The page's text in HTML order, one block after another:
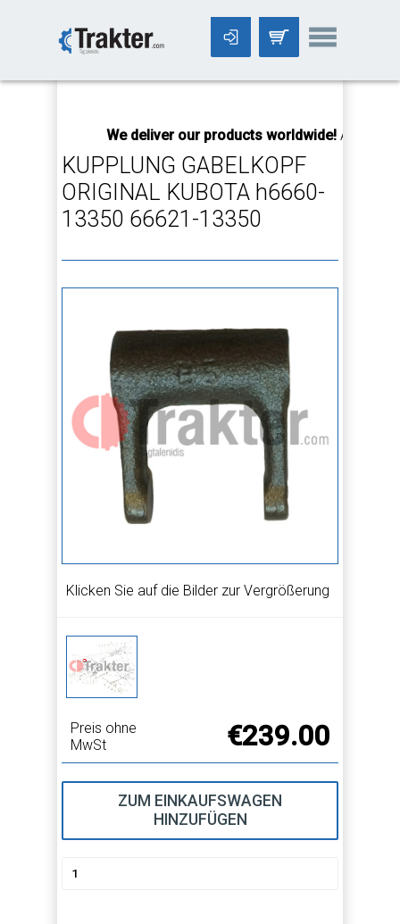
We deliver our products worldwide!All orders
KUPPLUNG GABELKOPF
ORIGINAL KUBOTA h6660-
13350 66621-13350
Klicken Sie auf die Bilder zur Vergrößerung
Preis ohne
MwSt
€239.00
ZUM EINKAUFSWAGEN
HINZUFÜGEN